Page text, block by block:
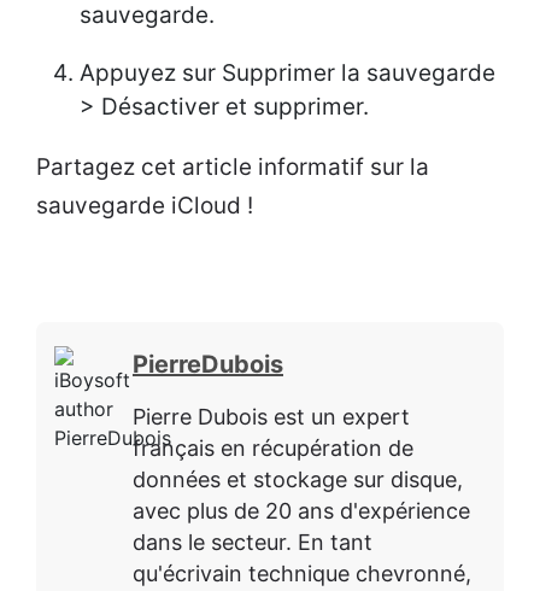
sauvegarde.
Appuyez sur Supprimer la sauvegarde
> Désactiver et supprimer.
Partagez cet article informatif sur la
sauvegarde iCloud !
PierreDubois
Pierre Dubois est un expert
français en récupération de
données et stockage sur disque,
avec plus de 20 ans d'expérience
dans le secteur. En tant
qu'écrivain technique chevronné,